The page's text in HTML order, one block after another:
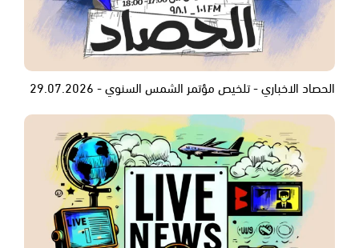
الحصاد الاخباري - تلخيص مؤتمر الشمس السنوي - 29.07.2026